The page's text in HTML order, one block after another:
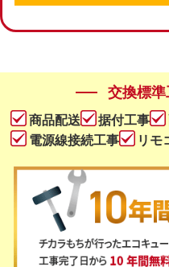
交換標
商品配送 据付工事
電源線接続工事
リモ